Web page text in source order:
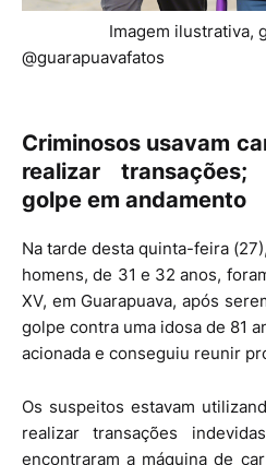
Imagem ilustrativa,
@guarapuavafatos
Criminosos usavam
realizar
golpe em andamento
Na tarde desta quinta-feira
homens, de 31 e 32 anos,
XV, em Guarapuava, após
golpe contra uma idosa de 81
acionada e conseguiu reunir
Os suspeitos estavam
realizar transações
encontraram a máquina de